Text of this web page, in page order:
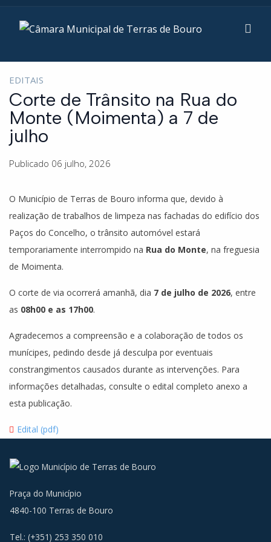
EDITAIS
Corte de Trânsito na Rua do
Monte (Moimenta) a 7 de
julho
Publicado 06 julho, 2026
O Município de Terras de Bouro informa que, devido à
realização de trabalhos de limpeza nas fachadas do edifício dos
Paços do Concelho, o trânsito automóvel estará
temporariamente interrompido na Rua do Monte, na freguesia
de Moimenta.
O corte de via ocorrerá amanhã, dia 7 de julho de 2026, entre
as 08h00 e as 17h00.
Agradecemos a compreensão e a colaboração de todos os
munícipes, pedindo desde já desculpa por eventuais
constrangimentos causados durante as intervenções. Para
informações detalhadas, consulte o edital completo anexo a
esta publicação.
Edital (pdf)
Praça do Município
4840-100 Terras de Bouro
Tel.: (+351) 253 350 010